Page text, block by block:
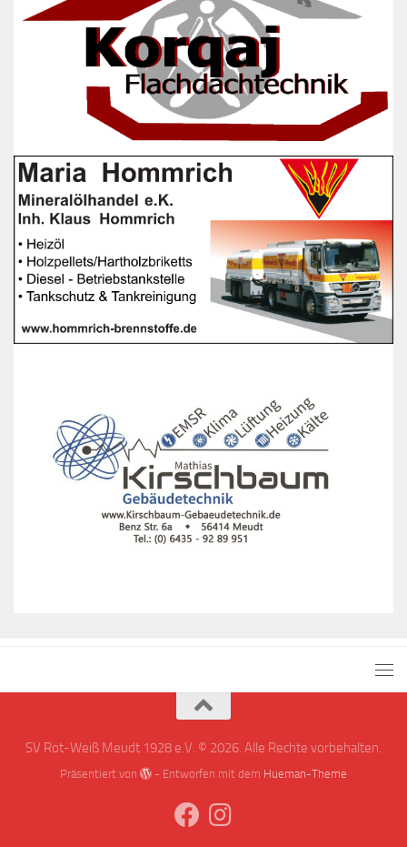
SV Rot-Weiß Meudt 1928 e.V. © 2026. Alle Rechte vorbehalten.
Präsentiert von - Entworfen mit dem Hueman-Theme